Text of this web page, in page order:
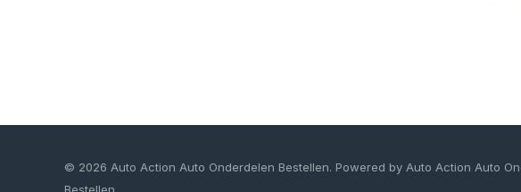
© 2026 Auto Action Auto Onderdelen Bestellen. Powered by Auto Action Auto